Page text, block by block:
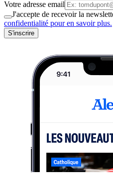
Votre adresse email
J'accepte de recevoir la
confidentialité pour en savoir plus.
S'inscrire